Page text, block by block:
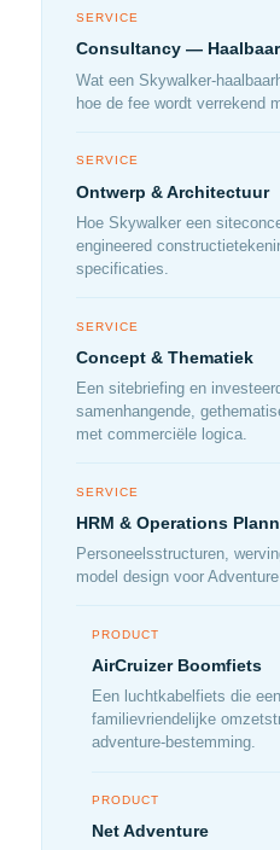
SERVICE
Consultancy —
Wat een Skywalker-
hoe de fee wordt verrekend
SERVICE
Ontwerp & Architectuur
Hoe Skywalker een
engineered
specificaties.
SERVICE
Concept & Thematiek
Een sitebriefing en
samenhangende,
met commerciële logica.
SERVICE
HRM & Operations
Personeelsstructuren,
model design voor
PRODUCT
AirCruizer Boomfiets
Een luchtkabelfiets die
familievriendelijke
adventure-bestemming.
PRODUCT
Net Adventure